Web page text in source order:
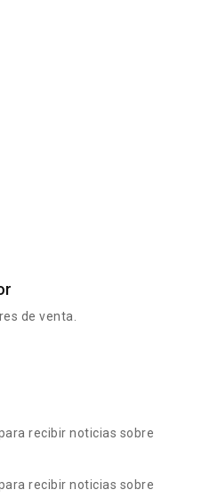
de venta.
recibir noticias sobre
recibir noticias sobre